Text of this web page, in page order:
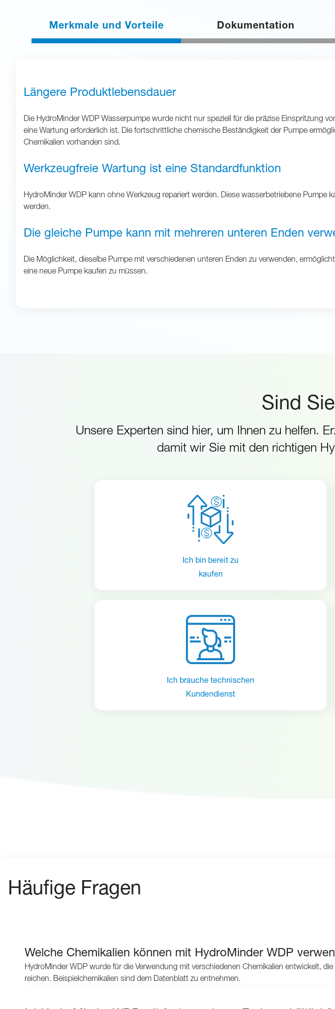
Merkmale und Vorteile Dokumentation
Längere Produktlebensdauer
Die HydroMinder WDP Wasserpumpe wurde nicht nur speziell für die präzise Einspritzung
eine Wartung erforderlich ist. Die fortschrittliche chemische Beständigkeit der Pumpe
Chemikalien vorhanden sind.
Werkzeugfreie Wartung ist eine Standardfunktion
HydroMinder WDP kann ohne Werkzeug repariert werden. Diese wasserbetriebene
werden.
Die gleiche Pumpe kann mit mehreren unteren Enden
Die Möglichkeit, dieselbe Pumpe mit verschiedenen unteren Enden zu verwenden,
eine neue Pumpe kaufen zu müssen.
Sind
Unsere Experten sind hier, um Ihnen zu helfen.
damit wir Sie mit den richtigen
Ich bin bereit zu
kaufen
Ich brauche technischen
Kundendienst
Häufige Fragen
Welche Chemikalien können mit HydroMinder WDP
HydroMinder WDP wurde für die Verwendung mit verschiedenen Chemikalien entwickelt,
reichen. Beispielchemikalien sind dem Datenblatt zu entnehmen.